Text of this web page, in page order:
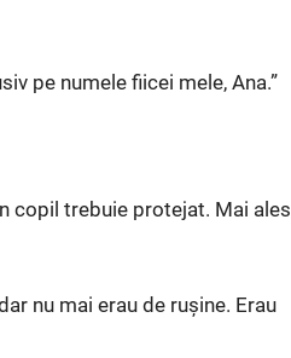
pe numele fiicei mele, Ana.”
copil trebuie protejat. Mai ales
nu mai erau de rușine. Erau